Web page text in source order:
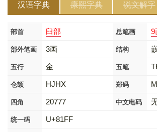
汉语字典 康熙字典 说文解字
部首 臼部 总笔画 9
部外笔画 3画 结构
五行 金 五笔
仓颉 HJHX 郑码
四角 20777 中文电码
统一码 U+81FF